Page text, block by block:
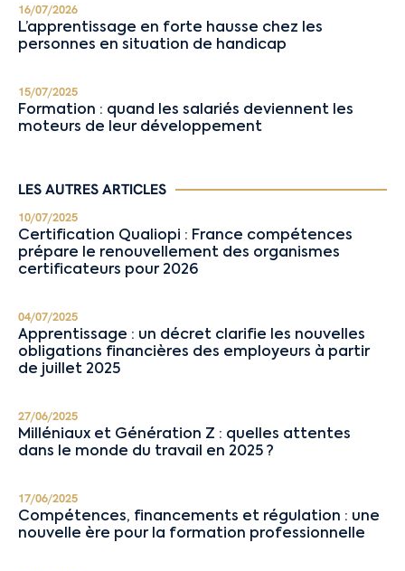
16/07/2026
L’apprentissage en forte hausse chez les
personnes en situation de handicap
15/07/2025
Formation : quand les salariés deviennent les
moteurs de leur développement
LES AUTRES ARTICLES
10/07/2025
Certification Qualiopi : France compétences
prépare le renouvellement des organismes
certificateurs pour 2026
04/07/2025
Apprentissage : un décret clarifie les nouvelles
obligations financières des employeurs à partir
de juillet 2025
27/06/2025
Milléniaux et Génération Z : quelles attentes
dans le monde du travail en 2025 ?
17/06/2025
Compétences, financements et régulation : une
nouvelle ère pour la formation professionnelle